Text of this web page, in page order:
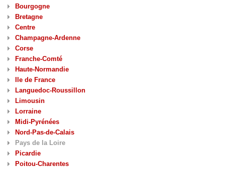
Bourgogne
Bretagne
Centre
Champagne-Ardenne
Corse
Franche-Comté
Haute-Normandie
Ile de France
Languedoc-Roussillon
Limousin
Lorraine
Midi-Pyrénées
Nord-Pas-de-Calais
Pays de la Loire
Picardie
Poitou-Charentes